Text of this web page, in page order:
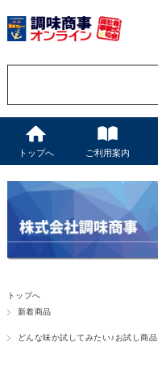
トップへ ご利用案内
トップへ
新着商品
どんな味か試してみたい♪お試し商品